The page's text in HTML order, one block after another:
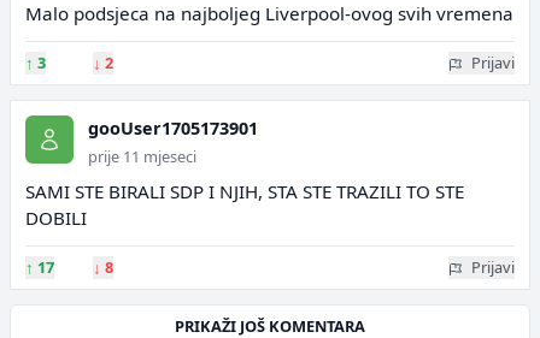
Malo podsjeca na najboljeg Liverpool-ovog svih vremena
↑ 3 ↓ 2 Prijavi
gooUser1705173901
prije 11 mjeseci
SAMI STE BIRALI SDP I NJIH, STA STE TRAZILI TO STE
DOBILI
↑ 17 ↓ 8 Prijavi
PRIKAŽI JOŠ KOMENTARA